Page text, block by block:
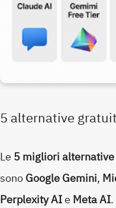
5 alternative
Le 5 migliori
sonoGoogle Gemini,
Perplexity AIe Meta AI